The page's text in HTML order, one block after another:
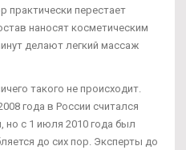
практически перестает
наносят косметическим
делают легкий массаж
такого не происходит.
года в России считался
но с 1 июля 2010 года был
до сих пор. Эксперты до